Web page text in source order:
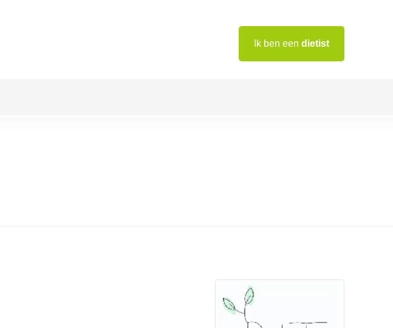
Ik ben een dietist